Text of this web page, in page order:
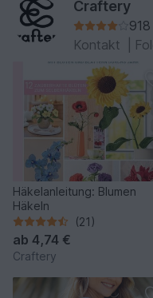
Craftery
Kontakt
Häkelanleitung: Blumen
Häkeln
(21)
ab 4,74 €
Craftery